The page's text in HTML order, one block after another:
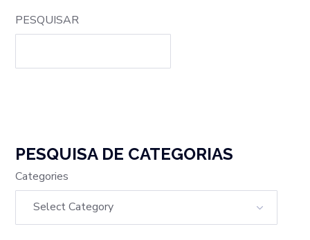
PESQUISAR
PESQUISA DE CATEGORIAS
Categories